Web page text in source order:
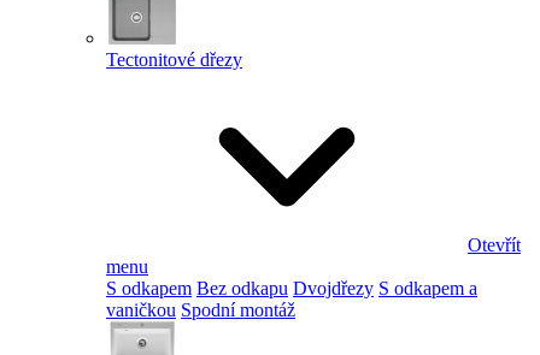
Tectonitové dřezy
Otevřít
menu
S odkapem Bez odkapu Dvojdřezy S odkapem a
vaničkou Spodní montáž